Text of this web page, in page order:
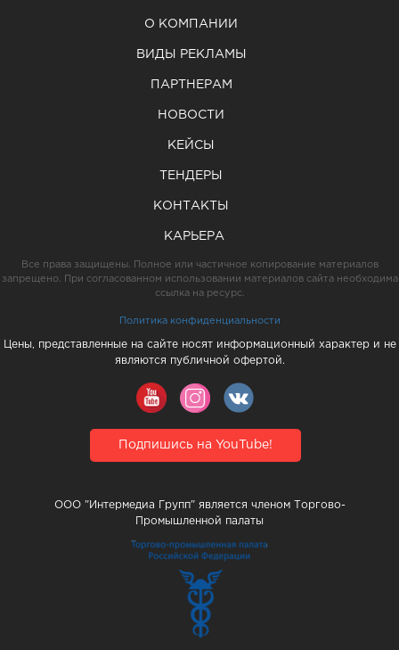
О КОМПАНИИ
ВИДЫ РЕКЛАМЫ
ПАРТНЕРАМ
НОВОСТИ
КЕЙСЫ
ТЕНДЕРЫ
КОНТАКТЫ
КАРЬЕРА
Все права защищены. Полное или частичное копирование материалов
запрещено. При согласованном использовании материалов сайта необходима
ссылка на ресурс.
Политика конфиденциальности
Цены, представленные на сайте носят информационный характер и не
являются публичной офертой.
Подпишись на YouTube!
ООО "Интермедиа Групп" является членом Торгово-
Промышленной палаты